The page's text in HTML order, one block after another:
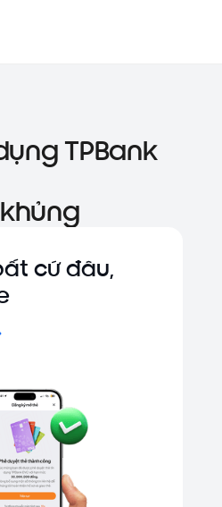
TPBank
cứ đâu,